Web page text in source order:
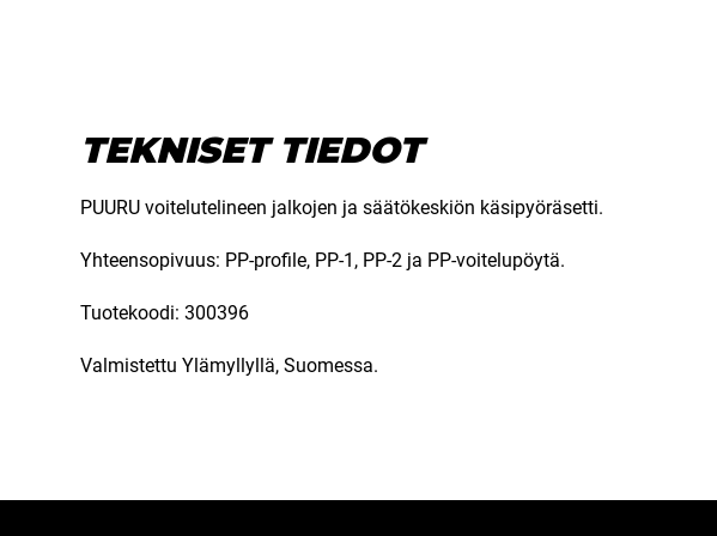
TEKNISET TIEDOT
PUURU voitelutelineen jalkojen ja säätökeskiön käsipyöräsetti.
Yhteensopivuus: PP-profile, PP-1, PP-2 ja PP-voitelupöytä.
Tuotekoodi: 300396
Valmistettu Ylämyllyllä, Suomessa.